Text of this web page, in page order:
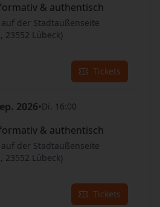
& authentisch
der Stadtaußenseite
23552 Lübeck)
Tickets
2026•Di. 16:00
& authentisch
der Stadtaußenseite
23552 Lübeck)
Tickets